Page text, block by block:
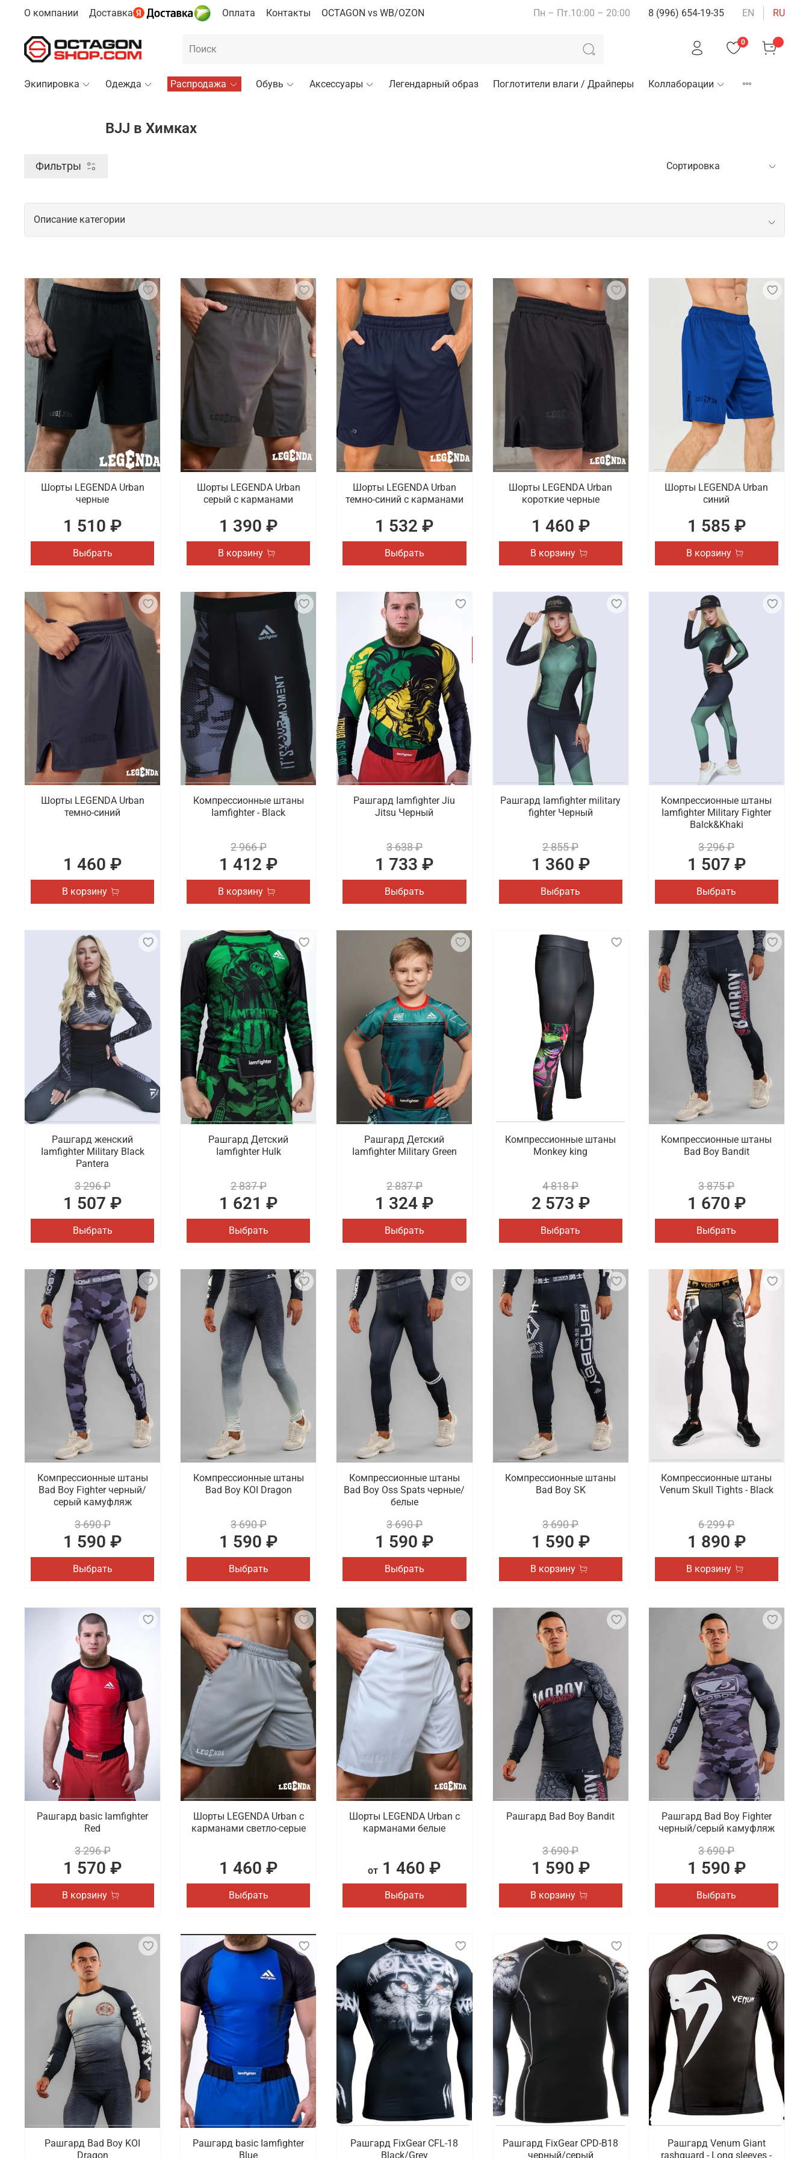
О компании Доставка Оплата Контакты OCTAGON vs WB/OZON Пн – Пт.10:00 – 20:00 8 (996) 654-19-35 EN RU
0
Экипировка Одежда Распродажа Обувь Аксессуары Легендарный образ Поглотители влаги / Драйперы Коллаборации
BJJ в Химках
Фильтры
Описание категории
соревнований. Основным элементом является кимоно, выполненное из прочного материала, способного выдерживать интенсивные захваты и рывки. Также
популярны рашгарды и компрессионные штаны, которые помогают предотвратить травмы и раздражение кожи.
Что мы предлагаем на выбор
Для спортсменов, которые занимаются джиу-джитсу, мы подготовили актуальные товары. К ним относятся классические шорты для спорта, в том числе,
укороченные модели и дополненные карманами. Предлагаем профессиональные рашгарды, компрессионные штаны и полные спортивные комплекты.
Где заказать спортивную одежду и экипировку для BJJ с доставкой в Химках
В интернет-магазине Octagon Shop можно выбрать и купить одежду и экипировку для джиу-джитсу. В каталоге широкий ассортимент актуальных товаров для
спорта, которые отличаются качественным исполнением. Проводится доставка заказов по Химкам.
Шорты LEGENDA Urban
черные
1 510 ₽
Выбрать
Шорты LEGENDA Urban
серый c карманами
1 390 ₽
В корзину
Шорты LEGENDA Urban
темно-синий с карманами
1 532 ₽
Выбрать
Шорты LEGENDA Urban
короткие черные
1 460 ₽
В корзину
Шорты LEGENDA Urban
синий
1 585 ₽
В корзину
Шорты LEGENDA Urban
темно-синий
1 460 ₽
В корзину
Компрессионные штаны
Iamfighter - Black
2 966 ₽
1 412 ₽
В корзину
Рашгард Iamfighter Jiu
Jitsu Черный
3 638 ₽
1 733 ₽
Выбрать
Рашгард Iamfighter military
fighter Черный
2 855 ₽
1 360 ₽
Выбрать
Компрессионные штаны
Iamfighter Military Fighter
Balck&Khaki
3 296 ₽
1 507 ₽
Выбрать
Рашгард женский
Iamfighter Military Black
Pantera
3 296 ₽
1 507 ₽
Выбрать
Рашгард Детский
Iamfighter Hulk
2 837 ₽
1 621 ₽
Выбрать
Рашгард Детский
Iamfighter Military Green
2 837 ₽
1 324 ₽
Выбрать
Компрессионные штаны
Monkey king
4 818 ₽
2 573 ₽
Выбрать
Компрессионные штаны
Bad Boy Bandit
3 875 ₽
1 670 ₽
Выбрать
Компрессионные штаны
Bad Boy Fighter черный/
серый камуфляж
3 690 ₽
1 590 ₽
Выбрать
Компрессионные штаны
Bad Boy KOI Dragon
3 690 ₽
1 590 ₽
Выбрать
Компрессионные штаны
Bad Boy Oss Spats черные/
белые
3 690 ₽
1 590 ₽
Выбрать
Компрессионные штаны
Bad Boy SK
3 690 ₽
1 590 ₽
В корзину
Компрессионные штаны
Venum Skull Tights - Black
6 299 ₽
1 890 ₽
В корзину
Рашгард basic Iamfighter
Red
3 296 ₽
1 570 ₽
В корзину
Шорты LEGENDA Urban c
карманами светло-серые
1 460 ₽
Выбрать
Шорты LEGENDA Urban c
карманами белые
от 1 460 ₽
Выбрать
Рашгард Bad Boy Bandit
3 690 ₽
1 590 ₽
В корзину
Рашгард Bad Boy Fighter
черный/серый камуфляж
3 690 ₽
1 590 ₽
Выбрать
Рашгард Bad Boy KOI
Dragon
Рашгард basic Iamfighter
Blue
Рашгард FixGear CFL-18
Black/Grey
Рашгард FixGear CPD-B18
черный/серый
Рашгард Venum Giant
rashguard - Long sleeves -